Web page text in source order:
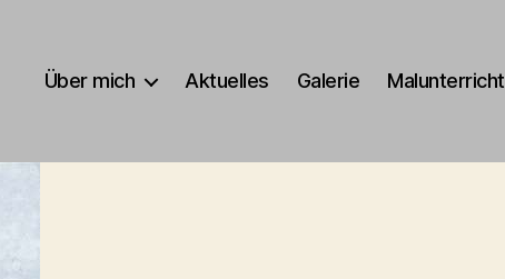
Über mich Aktuelles Galerie Malunterricht